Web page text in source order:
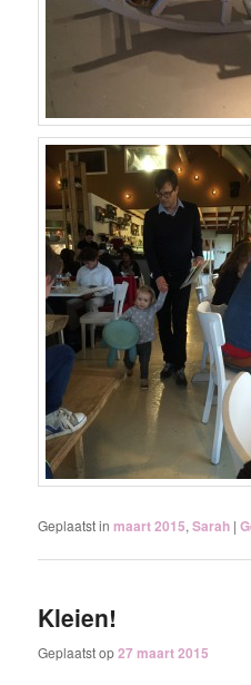
Geplaatst in maart 2015,Sarah |
Kleien!
Geplaatst op27 maart 2015